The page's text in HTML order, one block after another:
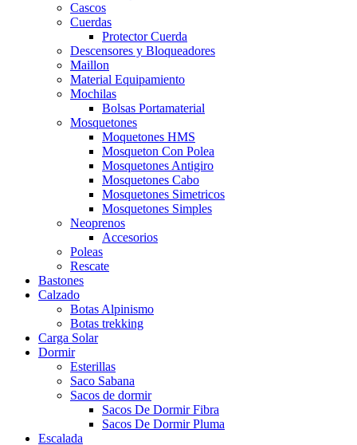
Cascos
Cuerdas
Protector Cuerda
Descensores y Bloqueadores
Maillon
Material Equipamiento
Mochilas
Bolsas Portamaterial
Mosquetones
Moquetones HMS
Mosqueton Con Polea
Mosquetones Antigiro
Mosquetones Cabo
Mosquetones Simetricos
Mosquetones Simples
Neoprenos
Accesorios
Poleas
Rescate
Bastones
Calzado
Botas Alpinismo
Botas trekking
Carga Solar
Dormir
Esterillas
Saco Sabana
Sacos de dormir
Sacos De Dormir Fibra
Sacos De Dormir Pluma
Escalada